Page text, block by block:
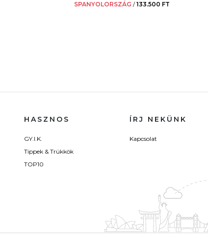
SPANYOLORSZÁG /133.500 FT
HASZNOS
GY.I.K.
Tippek & Trükkök
TOP10
ÍRJ NEKÜNK
Kapcsolat